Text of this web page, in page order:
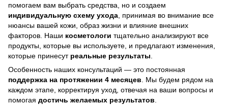
помогаем вам выбрать средства, но и создаем
индивидуальную схему ухода , принимая во внимание все
нюансы вашей кожи, образ жизни и влияние внешних
факторов. Наши косметологи тщательно анализируют все
продукты, которые вы используете, и предлагают изменения,
которые принесут реальные результаты
Особенность наших консультаций — это постоянная
поддержка на протяжении 4 месяцев . Мы будем рядом на
каждом этапе, корректируя уход, отвечая на ваши вопросы и
помогая достичь желаемых результатов